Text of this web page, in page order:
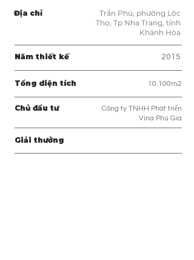
Địa chỉ
Trần Phú, phường Lộc
Thọ, Tp Nha Trang, tỉnh
Khánh Hòa
Năm thiết kế 2015
Tổng diện tích 10.100m2
Chủ đầu tư
Công ty TNHH Phát triển
Vina Phú Gia
Giải thưởng